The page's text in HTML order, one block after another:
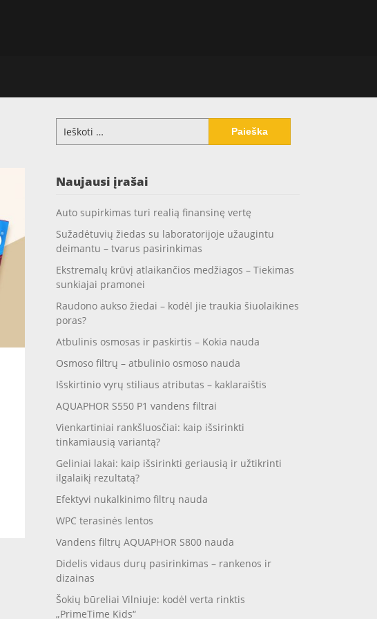
Ieškoti:
Naujausi įrašai
Auto supirkimas turi realią finansinę vertę
Sužadėtuvių žiedas su laboratorijoje užaugintu
deimantu – tvarus pasirinkimas
Ekstremalų krūvį atlaikančios medžiagos – Tiekimas
sunkiajai pramonei
Raudono aukso žiedai – kodėl jie traukia šiuolaikines
poras?
Atbulinis osmosas ir paskirtis – Kokia nauda
Osmoso filtrų – atbulinio osmoso nauda
Išskirtinio vyrų stiliaus atributas – kaklaraištis
AQUAPHOR S550 P1 vandens filtrai
Vienkartiniai rankšluosčiai: kaip išsirinkti
tinkamiausią variantą?
Geliniai lakai: kaip išsirinkti geriausią ir užtikrinti
ilgalaikį rezultatą?
Efektyvi nukalkinimo filtrų nauda
WPC terasinės lentos
Vandens filtrų AQUAPHOR S800 nauda
Didelis vidaus durų pasirinkimas – rankenos ir
dizainas
Šokių būreliai Vilniuje: kodėl verta rinktis
„PrimeTime Kids“